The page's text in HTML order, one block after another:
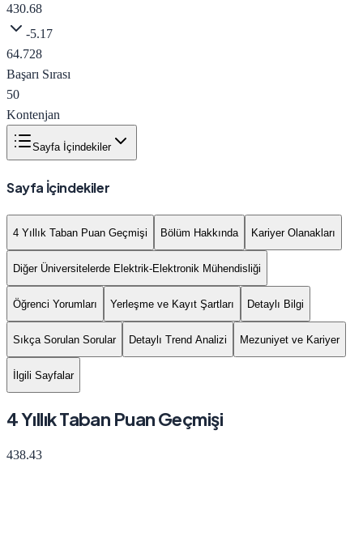
430.68
-5.17
64.728
Başarı Sırası
50
Kontenjan
Sayfa İçindekiler
Sayfa İçindekiler
4 Yıllık Taban Puan Geçmişi Bölüm Hakkında Kariyer Olanakları
Diğer Üniversitelerde Elektrik-Elektronik Mühendisliği
Öğrenci Yorumları Yerleşme ve Kayıt Şartları Detaylı Bilgi
Sıkça Sorulan Sorular Detaylı Trend Analizi Mezuniyet ve Kariyer
İlgili Sayfalar
4 Yıllık Taban Puan Geçmişi
438.43